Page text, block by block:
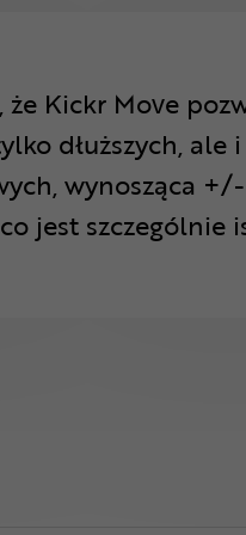
Kickr Move
dłuższych, ale
wynosząca
jest szczególnie